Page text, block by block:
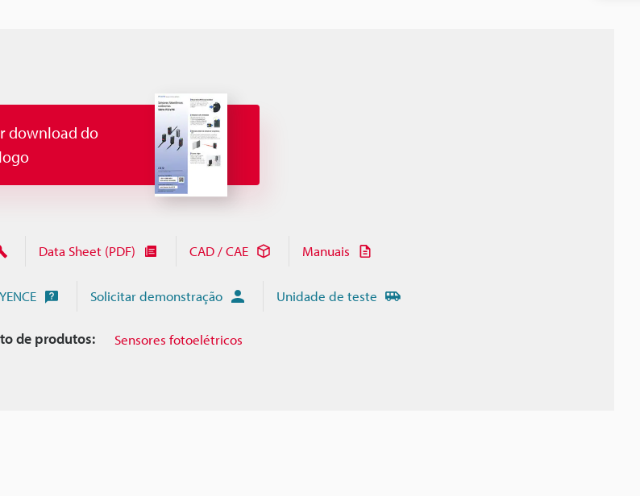
download do
Data Sheet (PDF) CAD / CAE Manuais
Solicitar demonstração Unidade de teste
de produtos: Sensores fotoelétricos